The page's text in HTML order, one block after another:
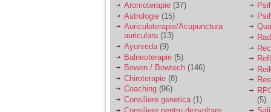
Sunt casatorita, am
31 de ani si un copil in
varsta de 2 ani care
mi-e lumina ochilor.
De ceva timp simt ca
mi s-a adunat
oboseala, o oboseala
cronica de care nu pot
scapa si simt ca din
cauza ei nu pot
controla nervii si
Aromoterapie (37)
Astrologie (15)
Auriculoterapie/Acupunctura
auriculara(13)
Ayurveda(9)
Balneoterapie (5)
Bowen / Bowtech (146)
Chiroterapie (8)
Coaching (96)
Consiliere genetica(1)
(5)